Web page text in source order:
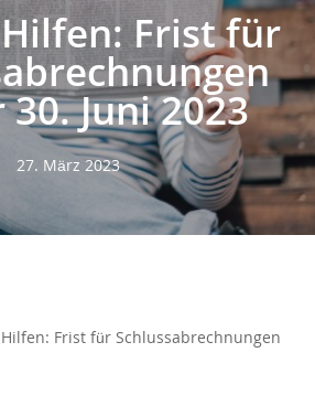
Frist für
Juni 2023
27. März 2023
Frist für Schlussabrechnungen